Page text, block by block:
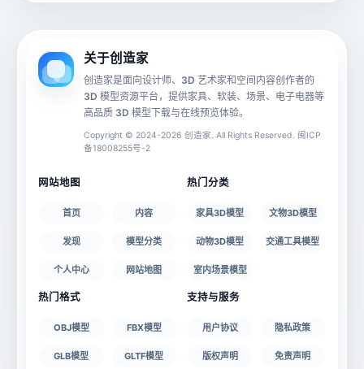
文件大小
关于创造家
创造家是面向设计师、3D 艺术家和空间内容创作者的
3D 模型资源平台，提供家具、软装、场景、电子电器等
高品质 3D 模型下载与在线预览体验。
Copyright © 2024-2026 创造家. All Rights Reserved. 闽ICP
备18008255号-2
网站地图
首页 内容
发现 模型分类
个人中心 网站地图
热门分类
家具3D模型 文物3D模型
动物3D模型 交通工具模型
室内场景模型
热门格式
OBJ模型 FBX模型
GLB模型 GLTF模型
支持与服务
用户协议 隐私政策
版权声明 免责声明